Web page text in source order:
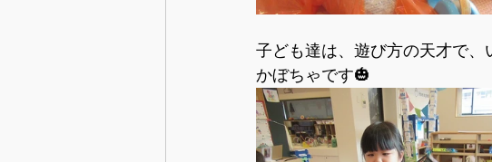
子ども達は、遊び方の天才で
かぼちゃです🎃